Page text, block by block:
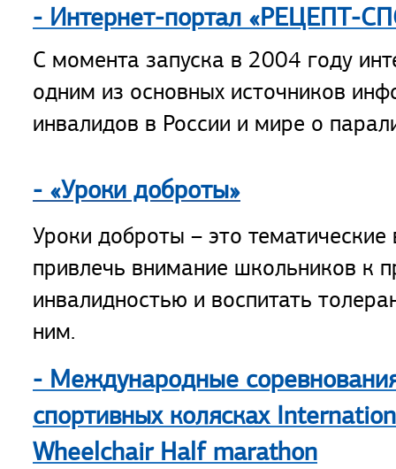
- Интернет-портал «РЕЦЕПТ-
С момента запуска в 2004 году
одним из основных источников
инвалидов в России и мире о
- «Уроки доброты»
Уроки доброты – это тематические
привлечь внимание школьников к
инвалидностью и воспитать
ним.
- Международные
спортивных колясках
Wheelchair Half marathon